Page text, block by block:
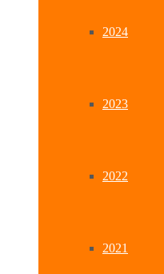
2024
2023
2022
2021